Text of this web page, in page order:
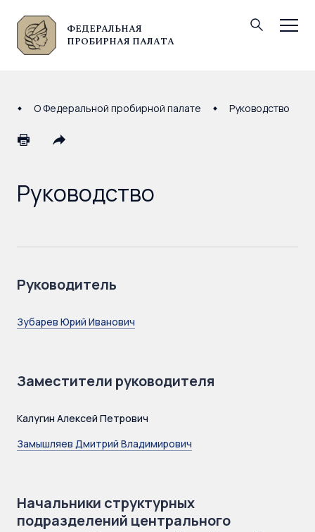
ФЕДЕРАЛЬНАЯ
ПРОБИРНАЯ ПАЛАТА
© Федеральная пробирная палата, 2026
О Федеральной пробирной палате Руководство
Руководство
Руководитель
Зубарев Юрий Иванович
Заместители руководителя
Калугин Алексей Петрович
Замышляев Дмитрий Владимирович
Начальники структурных
подразделений центрального